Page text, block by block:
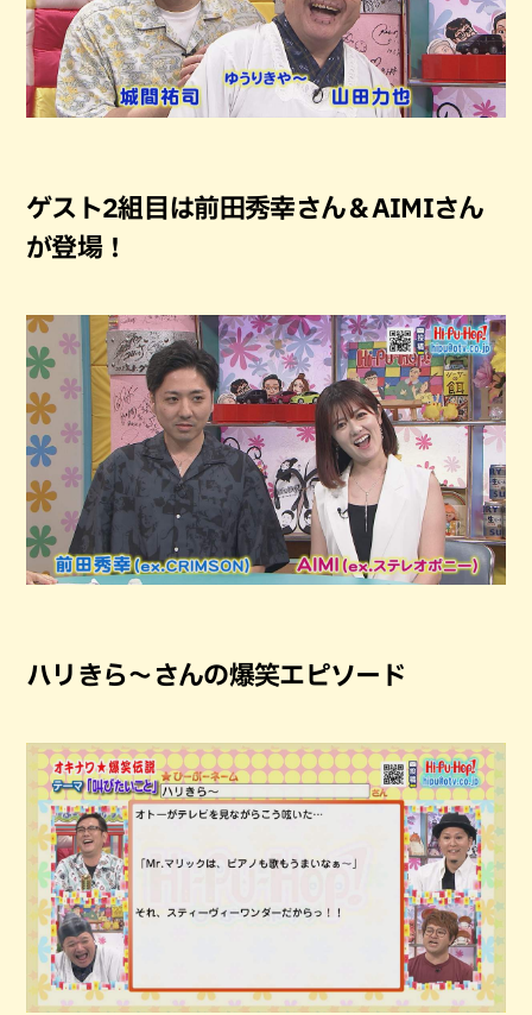
ゲスト2組目は前田秀幸さん＆AIMIさん
が登場！
ハリきら～さんの爆笑エピソード